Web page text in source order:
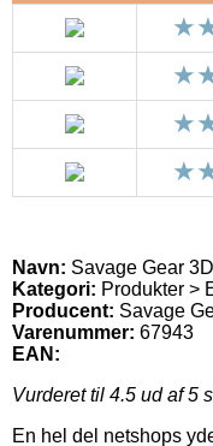
Navn: Savage Gear
Kategori: Produkter >
Producent: Savage
Varenummer: 67943
EAN:
Vurderet til 4.5 ud af 5
En hel del netshops